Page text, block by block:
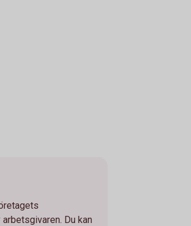
Du kan